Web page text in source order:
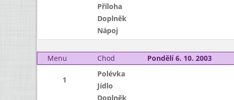
Příloha
Doplněk
Nápoj
Menu
Chod Pondělí 6. 10. 2003
1
Polévka
Jídlo
Doplněk